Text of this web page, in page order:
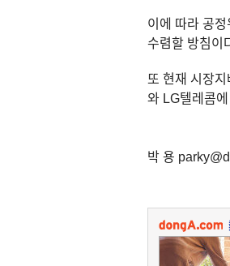
이에 따라 공
수렴할 방침이
또 현재 시장
와 LG텔레콤
박 용